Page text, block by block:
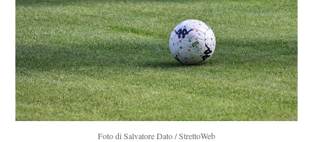
Foto di Salvatore Dato / StrettoWeb